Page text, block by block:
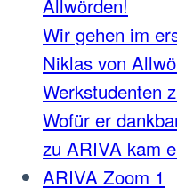
Allwörden!
Wir gehen im
Niklas von
Werkstudenten
Wofür er
zu ARIVA kam
ARIVA Zoom 1